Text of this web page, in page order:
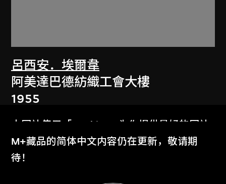
呂西安．埃爾韋
阿美達巴德紡織工會大樓
1955
本网站使用「Cookies」为你提供最好的网站
体验。
了解更多
M+藏品的简体中文内容仍在更新，敬请期
待！